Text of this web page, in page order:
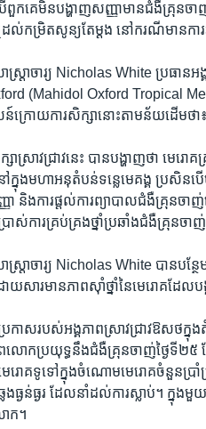
ពួកគេ​មិន​បង្ហាញ​សញ្ញា​មាន​ជំងឺគ្រុនច
ដល់កម្រិត​សូន្យ​តែ​ម្ដង នៅ​ករណី​មានកា
ត្រាចារ្យ​ Nicholas White ប្រធាន
(Mahidol Oxford Tropical
ក្រោយ​ការ​សិក្សា​នោះ​តាម​ន័យ​ដើម​ថា៖
សា​ស្រាវជ្រាវ​នេះ ​បាន​បង្ហាញ​ថា​ មេ
នុង​មហា​អនុ​តំបន់​ទន្លេ​មេគង្គ ប្រសិនបើ​
ា​ និង​ការ​ផ្ដល់​ការ​ព្យាបាល​ជំងឺគ្រុនច
រាស់​ការ​គ្រប់​គ្រង​ថ្នាំ​ប្រឆាំង​ជំងឺគ្រុនច
ត្រាចារ្យ​ Nicholas White បាន​បន្ថ
យ​សារ​មាន​ភាព​ស៊ាំ​ថ្នាំ​នៃ​មេរោគ​ដែល​
រកាសរបស់​អង្គភាព​ស្រាវជ្រាវ​ឱសថ​
លោក​ប្រយុទ្ធ​នឹង​ជំងឺគ្រុនចាញ់​ថ្ងៃ​ទី​២៥​
េរោគ​ទូទៅ​ក្នុង​ចំណោម​មេរោគ​ចំនួន​ប្រ
ឆ្លង​ធ្ងន់ធ្ងរ​ ដែល​នាំ​ដល់​ការ​ស្លាប់។ ក្នុ
ក។